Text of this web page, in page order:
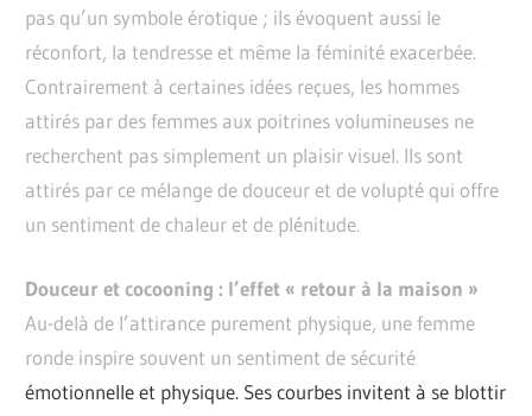
pas qu’un symbole érotique ; ils évoquent aussi le
réconfort, la tendresse et même la féminité exacerbée.
Contrairement à certaines idées reçues, les hommes
attirés par des femmes aux poitrines volumineuses ne
recherchent pas simplement un plaisir visuel. Ils sont
attirés par ce mélange de douceur et de volupté qui offre
un sentiment de chaleur et de plénitude.
Douceur et cocooning : l’effet « retour à la maison »
Au-delà de l’attirance purement physique, une femme
ronde inspire souvent un sentiment de sécurité
émotionnelle et physique. Ses courbes invitent à se blottir